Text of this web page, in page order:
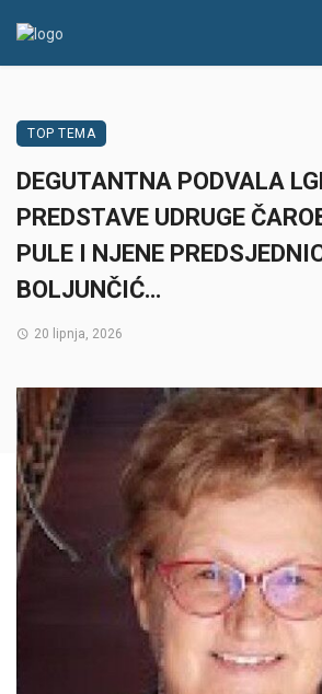
TOP TEMA
DEGUTANTNA PODVALA
PREDSTAVE UDRUGE
PULE I NJENE
BOLJUNČIĆ…
20 lipnja, 2026